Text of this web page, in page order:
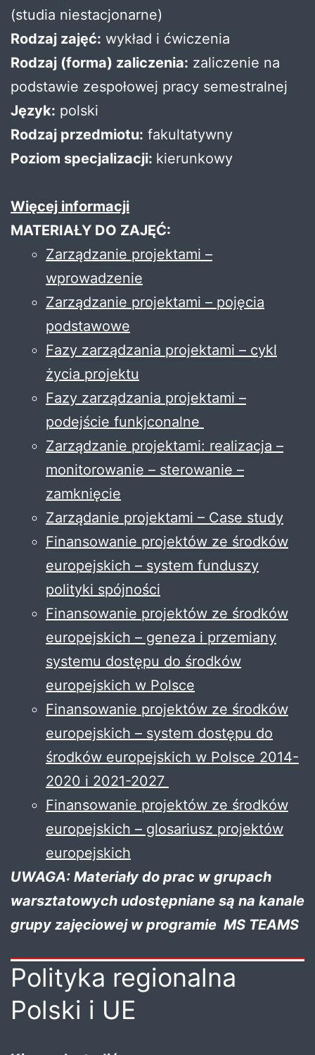
(studia niestacjonarne)
Rodzaj zajęć: wykład i ćwiczenia
Rodzaj (forma) zaliczenia: zaliczenie na
podstawie zespołowej pracy semestralnej
Język: polski
Rodzaj przedmiotu: fakultatywny
Poziom specjalizacji: kierunkowy
Więcej informacji
MATERIAŁY DO ZAJĘĆ:
Zarządzanie projektami –
wprowadzenie
Zarządzanie projektami – pojęcia
podstawowe
Fazy zarządzania projektami – cykl
życia projektu
Fazy zarządzania projektami –
podejście funkjconalne
Zarządzanie projektami: realizacja –
monitorowanie – sterowanie –
zamknięcie
Zarządanie projektami – Case study
Finansowanie projektów ze środków
europejskich – system funduszy
polityki spójności
Finansowanie projektów ze środków
europejskich – geneza i przemiany
systemu dostępu do środków
europejskich w Polsce
Finansowanie projektów ze środków
europejskich – system dostępu do
środków europejskich w Polsce 2014-
2020 i 2021-2027
Finansowanie projektów ze środków
europejskich – glosariusz projektów
europejskich
UWAGA: Materiały do prac w grupach
warsztatowych udostępniane są na kanale
grupy zajęciowej w programie MS TEAMS
Polityka regionalna
Polski i UE